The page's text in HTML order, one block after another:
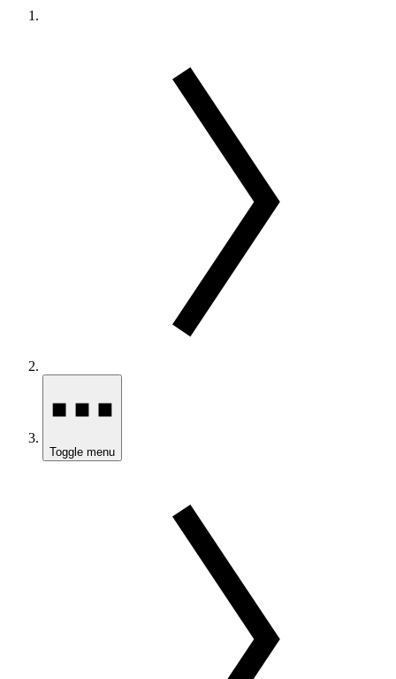
Toggle menu